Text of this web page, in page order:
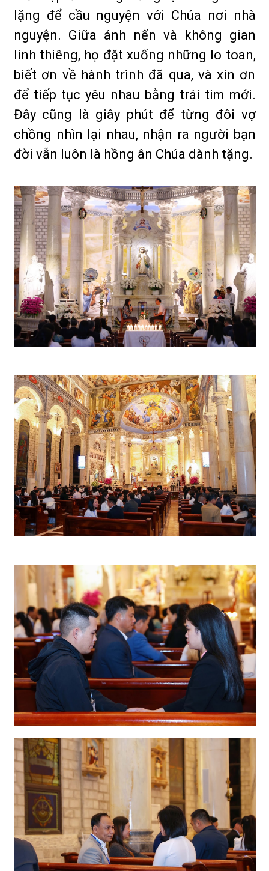
lặng để cầu nguyện với Chúa nơi nhà
nguyện. Giữa ánh nến và không gian
linh thiêng, họ đặt xuống những lo toan,
biết ơn về hành trình đã qua, và xin ơn
để tiếp tục yêu nhau bằng trái tim mới.
Đây cũng là giây phút để từng đôi vợ
chồng nhìn lại nhau, nhận ra người bạn
đời vẫn luôn là hồng ân Chúa dành tặng.